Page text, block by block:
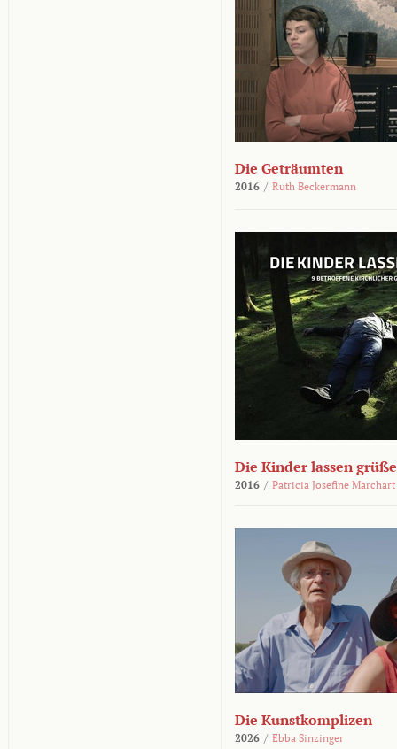
Die Geträumten
2016 / Ruth Beckermann
Die Kinder lassen
2016 / Patricia Josefine Marchart
Die Kunstkomplizen
2026 / Ebba Sinzinger